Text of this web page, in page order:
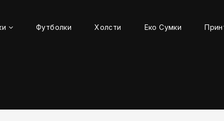
Футболки Холсти Еко Сумки